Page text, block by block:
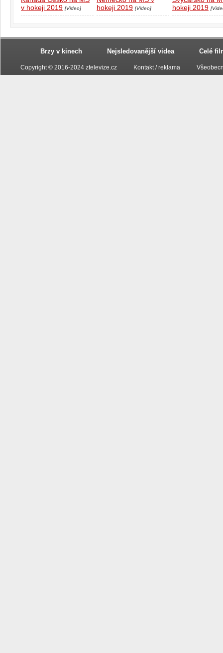
v hokeji 2019 [Video]
hokeji 2019 [Video]
hokeji 2019
Brzy v kinech Nejsledovanější videa Celé
Copyright © 2016-2024 ztelevize.cz Kontakt / reklama